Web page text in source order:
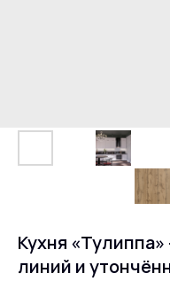
Кухня
линий и